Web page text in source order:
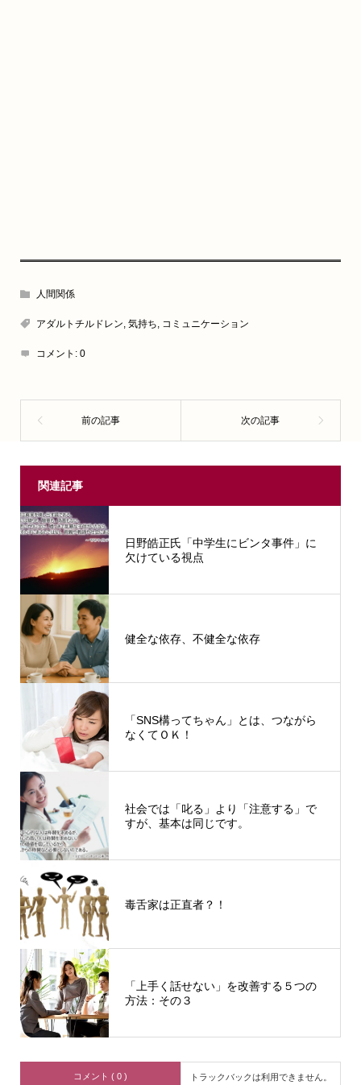
人間関係
アダルトチルドレン 気持ち コミュニケーション
コメント: 0
関連記事
日野皓正氏「中学生にビンタ事件」に
欠けている視点
健全な依存、不健全な依存
「SNS構ってちゃん」とは、つながら
なくてＯＫ！
社会では「叱る」より「注意する」で
すが、基本は同じです。
毒舌家は正直者？！
「上手く話せない」を改善する５つの
方法：その３
コメント ( 0 ) トラックバックは利用できません。